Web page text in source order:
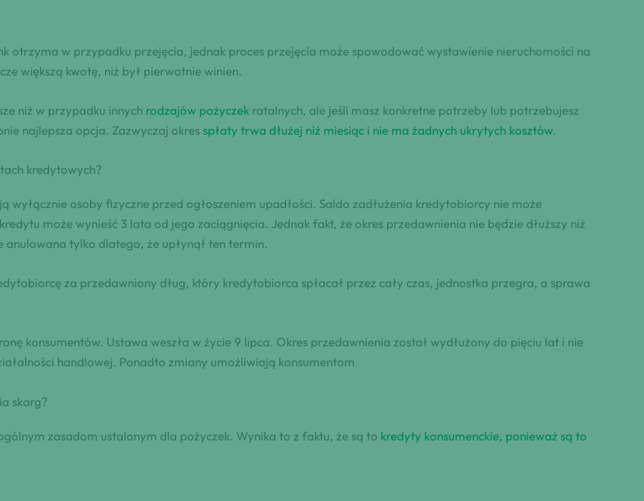
otrzyma w przypadku przejęcia, jednak proces przejęcia może spowodować wystawienie nieruchomości na
większą kwotę, niż był pierwotnie winien.
niż w przypadku innych rodzajów pożyczek ratalnych, ale jeśli masz konkretne potrzeby lub potrzebujesz
najlepsza opcja. Zazwyczaj okresspłaty trwa dłużej niż miesiąc i nie ma żadnych ukrytych kosztów.
kredytowych?
wyłącznie osoby fizyczne przed ogłoszeniem upadłości. Saldo zadłużenia kredytobiorcy nie może
może wynieść 3 lata od jego zaciągnięcia. Jednak fakt, że okres przedawnienia nie będzie dłuższy niż
tylko dlatego, że upłynął ten termin.
za przedawniony dług, który kredytobiorca spłacał przez cały czas, jednostka przegra, a sprawa
konsumentów. Ustawa weszła w życie 9 lipca. Okres przedawnienia został wydłużony do pięciu lat i nie
handlowej. Ponadto zmiany umożliwiają konsumentom
skarg?
zasadom ustalonym dla pożyczek. Wynika to z faktu, że są to kredyty konsumenckie, ponieważ są to